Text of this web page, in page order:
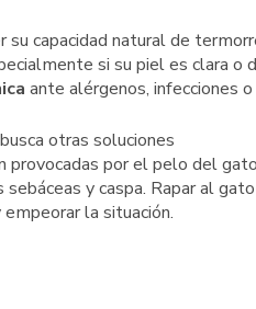
su capacidad natural de
si su piel es clara o
ante alérgenos, infecciones o
otras soluciones
provocadas por el pelo del
y caspa. Rapar al
la situación.